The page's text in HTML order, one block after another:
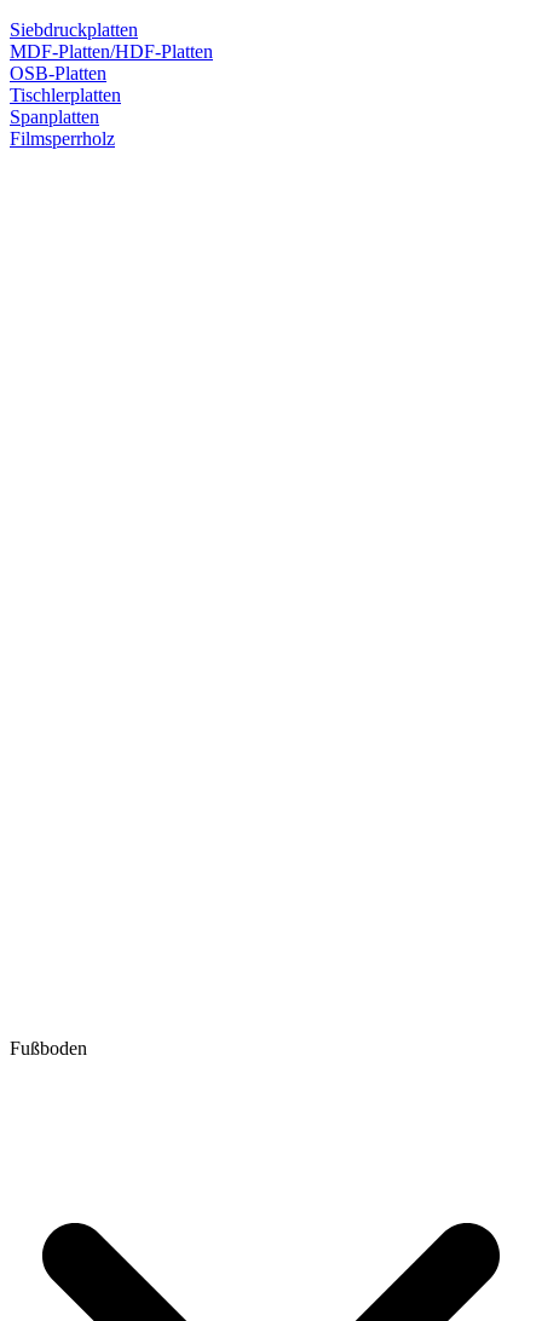
Siebdruckplatten
MDF-Platten/HDF-Platten
OSB-Platten
Tischlerplatten
Spanplatten
Filmsperrholz
Fußboden